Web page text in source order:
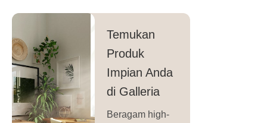
Temukan
Produk
Impian Anda
di Galleria
Beragam high-